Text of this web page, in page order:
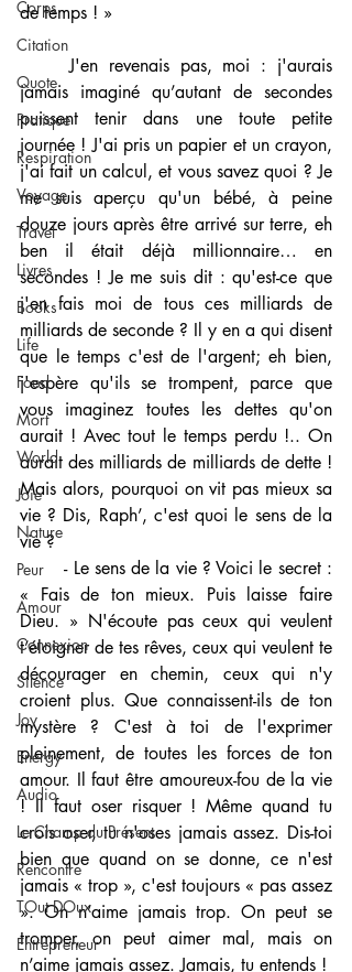
Corps
Citation
Quote
Pratique
Respiration
Voyage
Travel
Livres
Books
Life
Food
Mort
World
Joie
Nature
Peur
Amour
Connexion
Silence
Joy
Energy
Audio
Le Champ du Présent
Rencontre
TOut DOux
Entrepreneur
de temps ! »
	J'en revenais pas, moi : j'aurais
jamais imaginé qu’autant de secondes
puissent tenir dans une toute petite
journée ! J'ai pris un papier et un crayon,
j'ai fait un calcul, et vous savez quoi ? Je
me suis aperçu qu'un bébé, à peine
douze jours après être arrivé sur terre, eh
ben il était déjà millionnaire… en
secondes ! Je me suis dit : qu'est-ce que
j'en fais moi de tous ces milliards de
milliards de seconde ? Il y en a qui disent
que le temps c'est de l'argent; eh bien,
j'espère qu'ils se trompent, parce que
vous imaginez toutes les dettes qu'on
aurait ! Avec tout le temps perdu !.. On
aurait des milliards de milliards de dette !
Mais alors, pourquoi on vit pas mieux sa
vie ? Dis, Raph’, c'est quoi le sens de la
vie ?
	- Le sens de la vie ? Voici le secret :
« Fais de ton mieux. Puis laisse faire
Dieu. » N'écoute pas ceux qui veulent
t’éloigner de tes rêves, ceux qui veulent te
décourager en chemin, ceux qui n'y
croient plus. Que connaissent-ils de ton
mystère ? C'est à toi de l'exprimer
pleinement, de toutes les forces de ton
amour. Il faut être amoureux-fou de la vie
! Il faut oser risquer ! Même quand tu
crois oser, tu n'oses jamais assez. Dis-toi
bien que quand on se donne, ce n'est
jamais « trop », c'est toujours « pas assez
». On n’aime jamais trop. On peut se
tromper, on peut aimer mal, mais on
n’aime jamais assez. Jamais, tu entends !